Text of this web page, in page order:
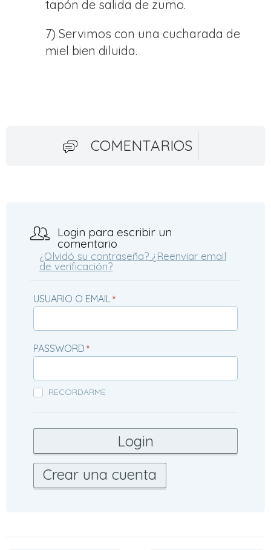
tapón de salida de zumo.
7) Servimos con una cucharada de
miel bien diluida.
COMENTARIOS
Login para escribir un
comentario
¿Olvidó su contraseña? ¿Reenviar email
de verificación?
USUARIO O EMAIL *
PASSWORD *
RECORDARME
Crear una cuenta